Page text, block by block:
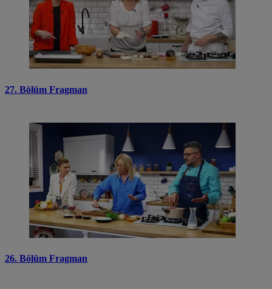
27. Bölüm Fragman
26. Bölüm Fragman